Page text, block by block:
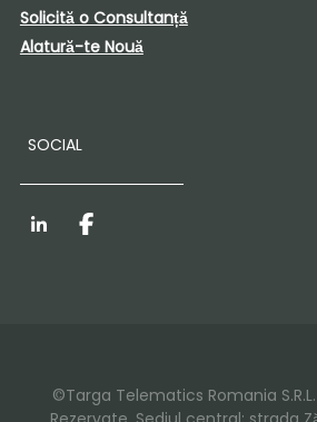
Solicită o Consultanță
Alatură-te Nouă
SOCIAL
LinkedInFacebook
©Targa Telematics Romania